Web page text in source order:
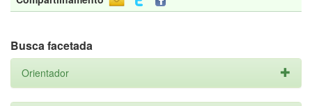
Busca facetada
Orientador